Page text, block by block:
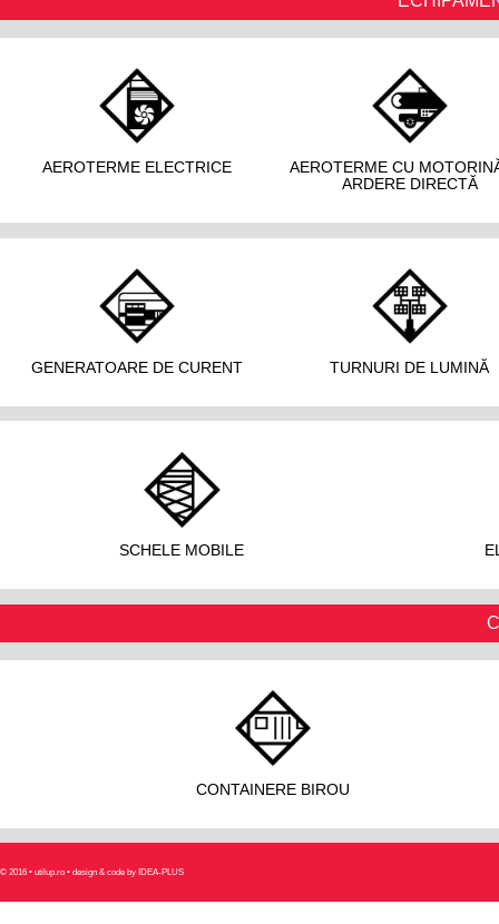
AEROTERME ELECTRICE
AEROTERME CU
ARDERE DIRECTĂ
GENERATOARE DE CURENT TURNURI DE LUMINĂ
SCHELE MOBILE
CONTAINERE BIROU
© 2016 • utilup.ro • design & code by IDEA-PLUS